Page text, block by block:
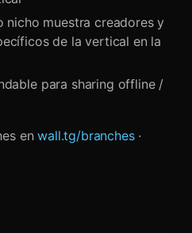
nicho muestra creadores y
de la vertical en la
para sharing offline /
enwall.tg/branches·